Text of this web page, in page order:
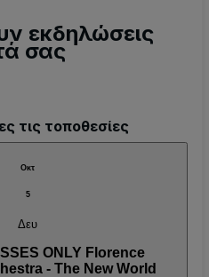
εκδηλώσεις
σας
τις τοποθεσίες
Οκτ
5
Δευ
ONLY Florence
- The New World